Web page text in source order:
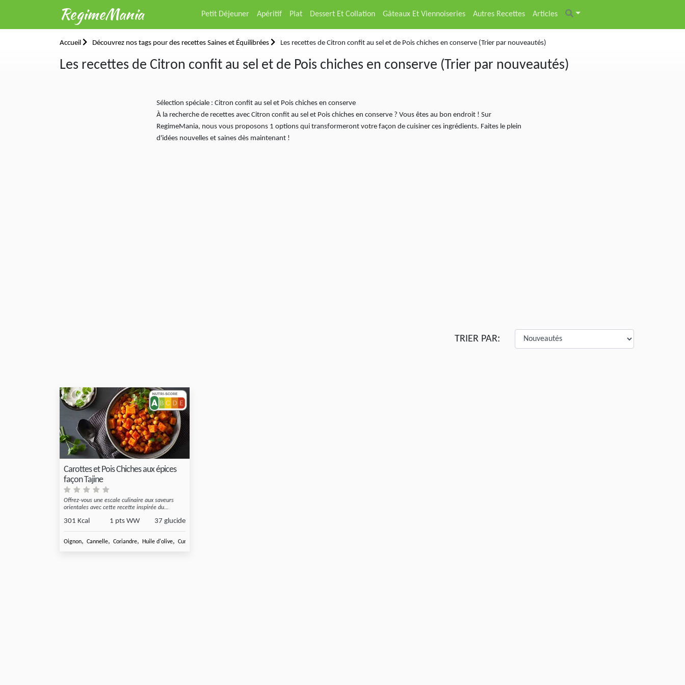
RegimeMania Petit Déjeuner Apéritif Plat Dessert Et Collation Gâteaux Et Viennoiseries Autres Recettes Articles
Accueil Découvrez nos tags pour des recettes Saines et Équilibrées Les recettes de Citron confit au sel et de Pois chiches en conserve (Trier par nouveautés)
Les recettes de Citron confit au sel et de Pois chiches en conserve (Trier par nouveautés)
Sélection spéciale : Citron confit au sel et Pois chiches en conserve
À la recherche de recettes avec Citron confit au sel et Pois chiches en conserve ? Vous êtes au bon endroit ! Sur
RegimeMania, nous vous proposons 1 options qui transformeront votre façon de cuisiner ces ingrédients. Faites le plein
d'idées nouvelles et saines dès maintenant !
TRIER PAR:
Carottes et Pois Chiches aux épices
façon Tajine
Offrez-vous une escale culinaire aux saveurs
orientales avec cette recette inspirée du...
301 Kcal 1 pts WW 37 glucide
Oignon, Cannelle, Coriandre, Huile d'olive, Cumin en poudre